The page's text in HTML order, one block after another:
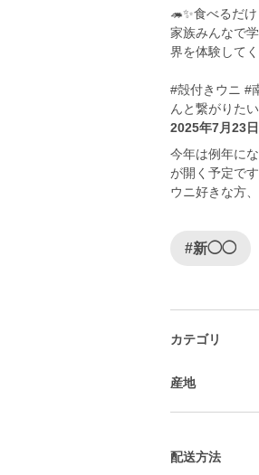
🦔✨食べるだけ
家族みんなで
界を体験して
#殻付きウニ #
んと繋がりたい
2025年7月23
今年は例年に
が開く予定です
ウニ好きな方
#新◯◯
カテゴリ
産地
配送方法